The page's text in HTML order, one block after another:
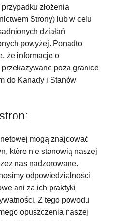
złożenia
Strony) lub w celu
działań
powyżej. Ponadto
że informacje o
poza granice
do Kanady i Stanów
mogą znajdować
które nie stanowią naszej
nas nadzorowane.
odpowiedzialności
ani za ich praktyki
Z tego powodu
opuszczenia naszej